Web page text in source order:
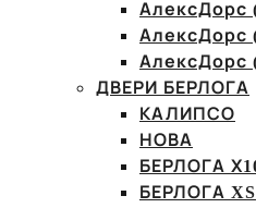
АлексДорс
АлексДорс
АлексДорс
ДВЕРИ БЕРЛОГА
КАЛИПСО
НОВА
БЕРЛОГА
БЕРЛОГА XS